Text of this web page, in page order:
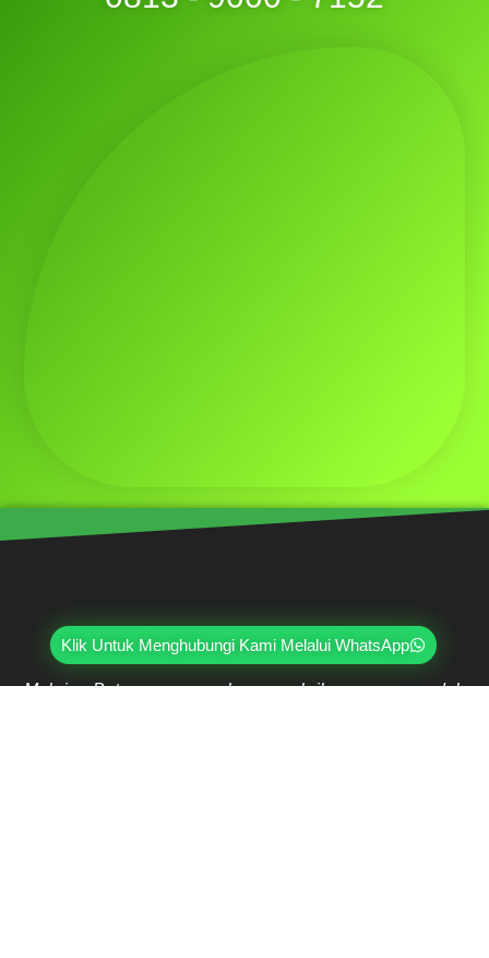
Klik Untuk Menghubungi Kami Melalui WhatsApp
Mahri Beton, merupakan pabrik yang sudah